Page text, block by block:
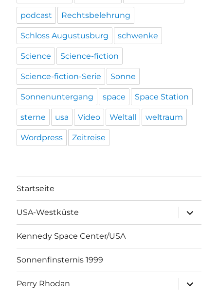
podcast Rechtsbelehrung
Schloss Augustusburg schwenke
Science Science-fiction
Science-fiction-Serie Sonne
Sonnenuntergang space Space Station
sterne usa Video Weltall weltraum
Wordpress Zeitreise
Startseite
USA-Westküste
öffnen
Kennedy Space Center/USA
Sonnenfinsternis 1999
Perry Rhodan
öffnen